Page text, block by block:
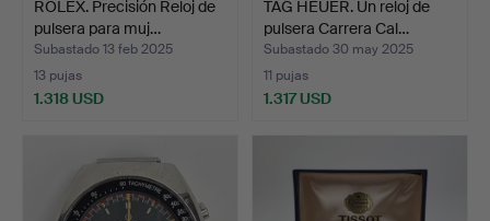
ROLEX. Precisión Reloj de
pulsera para muj…
Subastado 13 feb 2025
13 pujas
1.318 USD
TAG HEUER. Un reloj de
pulsera Carrera Cal…
Subastado 30 may 2025
11 pujas
1.317 USD